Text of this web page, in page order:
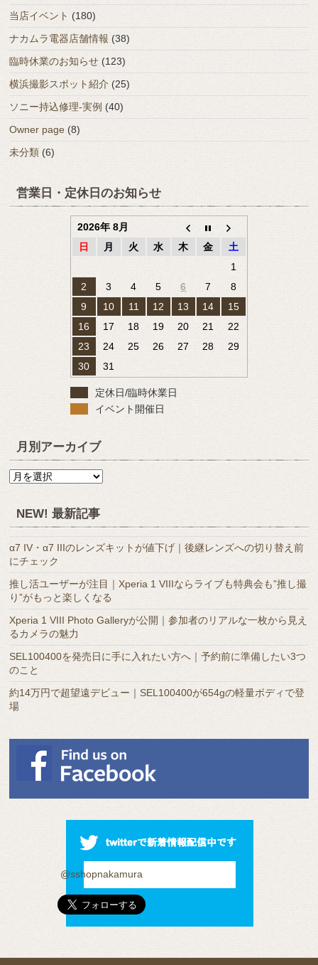
当店イベント (180)
ナカムラ電器店舗情報 (38)
臨時休業のお知らせ (123)
横浜撮影スポット紹介 (25)
ソニー持込修理-実例 (40)
Owner page (8)
未分類 (6)
営業日・定休日のお知らせ
2026年 8月
日
月 火 水 木 金
土
1
2
3 4 5 6 7
8
9
10 11 12 13 14
15
16
17 18 19 20 21
22
23
24 25 26 27 28
29
30
31
定休日/臨時休業日
イベント開催日
月別アーカイブ
月
ー
カ
イ
ブ
NEW! 最新記事
α7 IV・α7 IIIのレンズキットが値下げ｜後継レンズへの切り替え前
にチェック
推し活ユーザーが注目｜Xperia 1 VIIIならライブも特典会も”推し撮
り”がもっと楽しくなる
Xperia 1 VIII Photo Galleryが公開｜参加者のリアルな一枚から見え
るカメラの魅力
SEL100400を発売日に手に入れたい方へ｜予約前に準備したい3つ
のこと
約14万円で超望遠デビュー｜SEL100400が654gの軽量ボディで登
場
@sshopnakamura